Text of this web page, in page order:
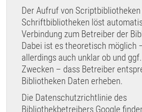
Der Aufruf von
Schriftbibliotheken löst
Verbindung zum Betreiber der
Dabei ist es theoretisch möglich
allerdings auch unklar ob und
Zwecken – dass Betreiber
Bibliotheken Daten erheben.
Die Datenschutzrichtlinie des
Bibliothekbetreibers Google